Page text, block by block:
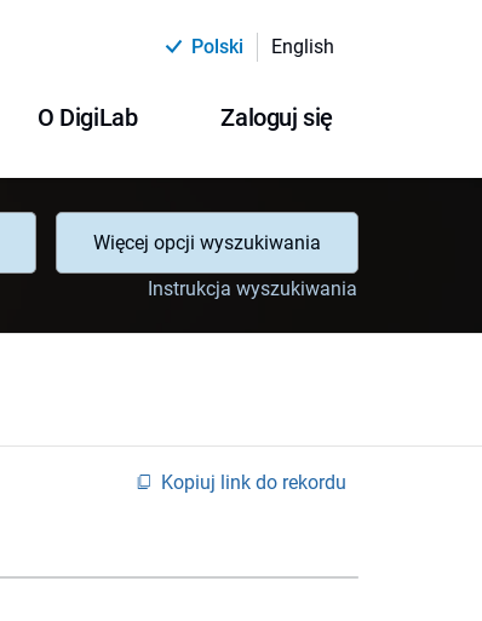
Polski English
O DigiLab Zaloguj się
Więcej opcji wyszukiwania
Instrukcja wyszukiwania
Kopiuj link do rekordu